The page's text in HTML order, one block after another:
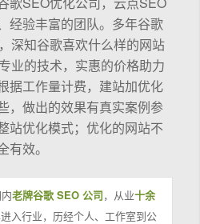
经验丰富的团队。多年谷歌
深知谷歌喜欢什么样的网站
业的技术，实惠的价格助力
据工作量计费，建站加优化
，做出的效果有真实案例参
站优化模式；优化的网站不
效。
老牌谷歌 SEO 公司，从业十余
入行业，历经个人、工作室到公